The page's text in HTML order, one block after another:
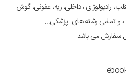
رادیولوژی ، داخلی، ریه، عفونی، گوش
و تمامی رشته های پزشکی...
سفارش می باشد.